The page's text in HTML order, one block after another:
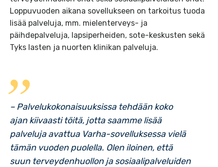
Loppuvuoden aikana sovellukseen on tarkoitus tuoda
lisää palveluja, mm. mielenterveys- ja
päihdepalveluja, lapsiperheiden, sote-keskusten sekä
Tyks lasten ja nuorten klinikan palveluja.
– Palvelukokonaisuuksissa tehdään koko
ajan kiivaasti töitä, jotta saamme lisää
palveluja avattua Varha-sovelluksessa vielä
tämän vuoden puolella. Olen iloinen, että
suun terveydenhuollon ja sosiaalipalveluiden